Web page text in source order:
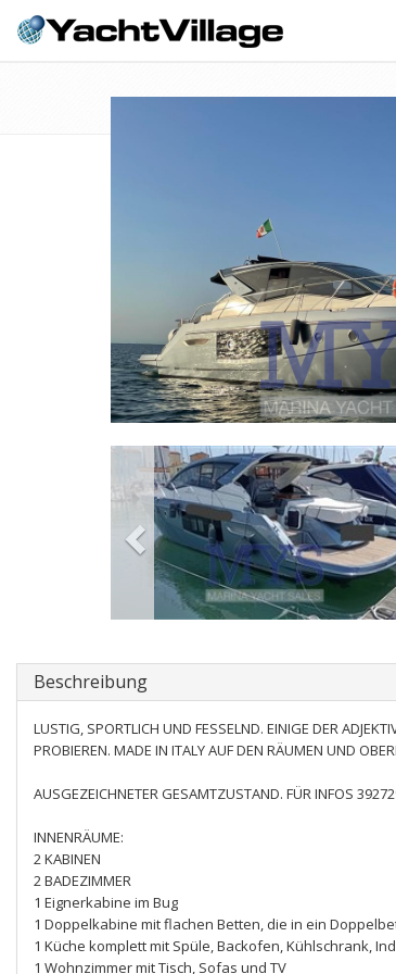
Beschreibung
LUSTIG, SPORTLICH UND FESSELND. EINIGE DER
PROBIEREN. MADE IN ITALY AUF DEN RÄUMEN UND
AUSGEZEICHNETER GESAMTZUSTAND. FÜR INFOS
INNENRÄUME:
2 KABINEN
2 BADEZIMMER
1 Eignerkabine im Bug
1 Doppelkabine mit flachen Betten, die in ein
1 Küche komplett mit Spüle, Backofen, Kühlschrank,
1 Wohnzimmer mit Tisch, Sofas und TV